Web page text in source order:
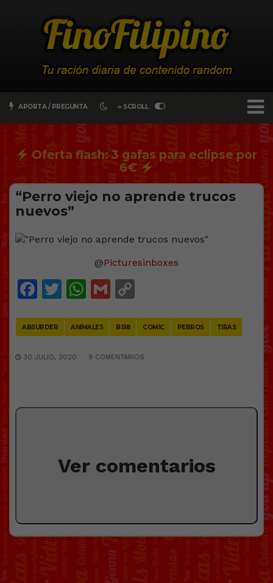
APORTA / PREGUNTA ∞ SCROLL
Oferta flash: 3 gafas para eclipse por
6€
“Perro viejo no aprende trucos
nuevos”
@Picturesinboxes
Facebook
Twitter
WhatsApp
Gmail
ABSURDER ANIMALES BS18 COMIC PERROS TIRAS
30 JULIO, 2020 9 COMENTARIOS
Ver comentarios